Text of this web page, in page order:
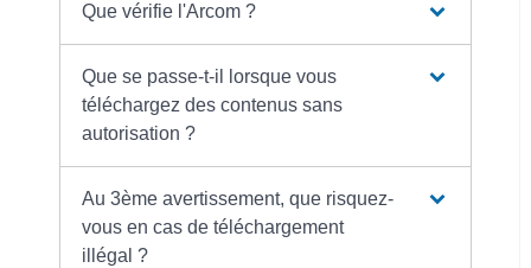
Que vérifie l'Arcom ?
Que se passe-t-il lorsque vous
téléchargez des contenus sans
autorisation ?
Au 3ème avertissement, que risquez-
vous en cas de téléchargement
illégal ?